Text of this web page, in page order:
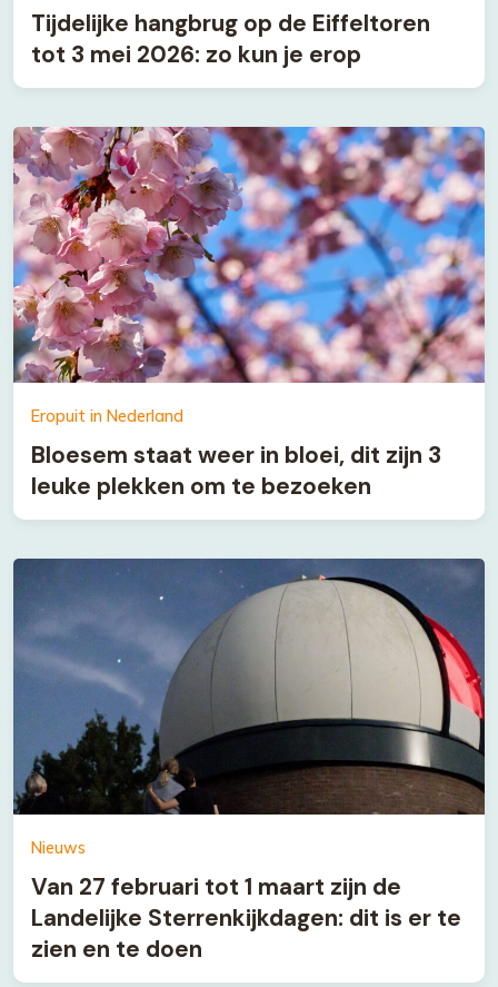
Tijdelijke hangbrug op de Eiffeltoren
tot 3 mei 2026: zo kun je erop
Eropuit in Nederland
Bloesem staat weer in bloei, dit zijn 3
leuke plekken om te bezoeken
Nieuws
Van 27 februari tot 1 maart zijn de
Landelijke Sterrenkijkdagen: dit is er te
zien en te doen